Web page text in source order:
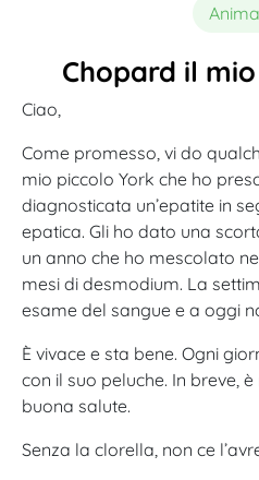
Chopard il
Ciao,
Come promesso, vi do
mio piccolo York che ho
diagnosticata un’epatite in
epatica. Gli ho dato una
un anno che ho mescolato
mesi di desmodium. La
esame del sangue e a oggi
È vivace e sta bene. Ogni
con il suo peluche. In breve,
buona salute.
Senza la clorella, non ce